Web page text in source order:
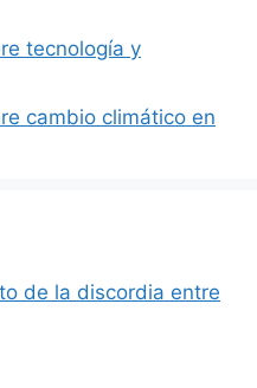
tecnología y
cambio climático en
de la discordia entre